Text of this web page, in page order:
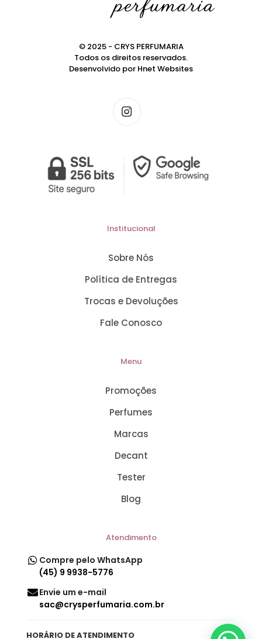
© 2025 - CRYS PERFUMARIA
Todos os direitos reservados.
Desenvolvido por Hnet Websites
Institucional
Sobre Nós
Política de Entregas
Trocas e Devoluções
Fale Conosco
Menu
Promoções
Perfumes
Marcas
Decant
Tester
Blog
Atendimento
Compre pelo WhatsApp
(45) 9 9938-5776
Envie um e-mail
sac@crysperfumaria.com.br
HORÁRIO DE ATENDIMENTO